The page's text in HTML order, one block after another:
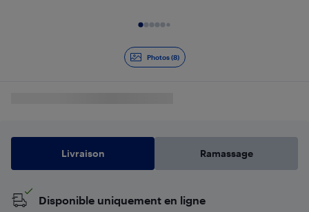
Photos (8)
Livraison Ramassage
Disponible uniquement en ligne